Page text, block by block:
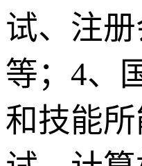
试、注
等；4、
和技能